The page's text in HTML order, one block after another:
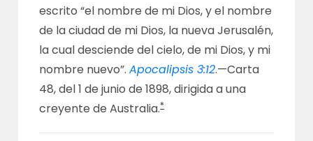
escrito “el nombre de mi Dios, y el nombre
de la ciudad de mi Dios, la nueva Jerusalén,
la cual desciende del cielo, de mi Dios, y mi
nombre nuevo”.Apocalipsis 3:12.—Carta
48, del 1 de junio de 1898, dirigida a una
creyente de Australia.*